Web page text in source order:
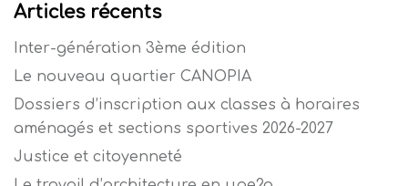
Articles récents
Inter-génération 3ème édition
Le nouveau quartier CANOPIA
Dossiers d’inscription aux classes à horaires
aménagés et sections sportives 2026-2027
Justice et citoyenneté